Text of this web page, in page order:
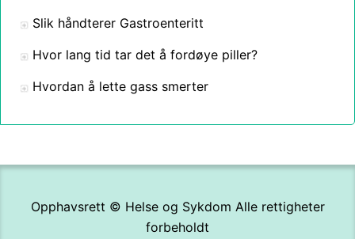
Slik håndterer Gastroenteritt
Hvor lang tid tar det å fordøye piller?
Hvordan å lette gass smerter
Opphavsrett © Helse og Sykdom Alle rettigheter
forbeholdt